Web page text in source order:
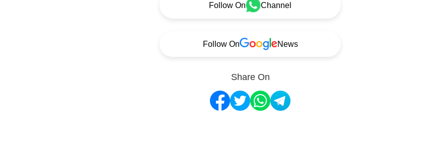
Follow On Channel
Follow On News
Share On